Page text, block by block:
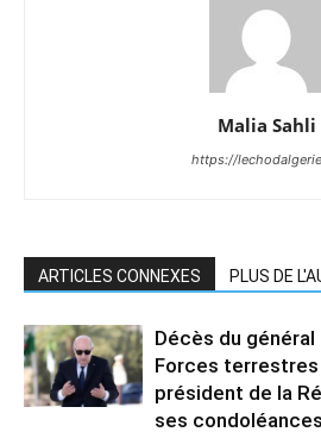
Malia Sahli
https://
ARTICLES CONNEXES PLUS DE
Décès du général
Forces terrestres
président de la
ses condoléances